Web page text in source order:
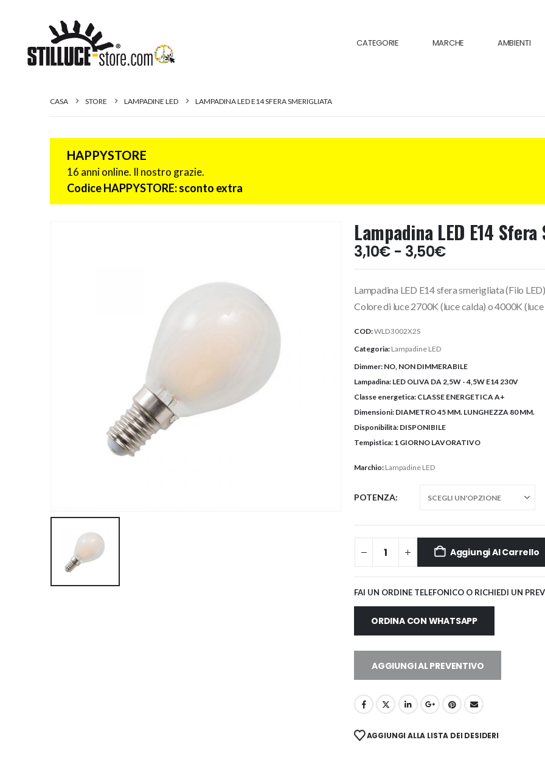
CATEGORIE MARCHE AMBIENTI
CASA STORE LAMPADINE LED LAMPADINA LED E14 SFERA SMERIGLIATA
HAPPYSTORE
16 anni online. Il nostro grazie.
Codice HAPPYSTORE: sconto extra
Lampadina LED E14
3,10€ - 3,50€Fascia
di
da
3,10€
Lampadina LED E14 sfera smerigliata (Filo
Colore di luce 2700K (luce calda) o 4000K
COD:WLD3002X2S
Categoria: Lampadine LED
Dimmer: NO, NON DIMMERABILE
Lampadina: LED OLIVA DA 2,5W - 4,5W E14 230V
Classe energetica: CLASSE ENERGETICA A+
Dimensioni: DIAMETRO 45 MM. LUNGHEZZA 80 MM.
Disponibilità: DISPONIBILE
Tempistica: 1 GIORNO LAVORATIVO
Marchio: Lampadine LED
POTENZA
Aggiungi Al Carrello
FAI UN ORDINE TELEFONICO O RICHIEDI UN
ORDINA CON WHATSAPP
AGGIUNGI AL PREVENTIVO
AGGIUNGI ALLA LISTA DEI DESIDERI